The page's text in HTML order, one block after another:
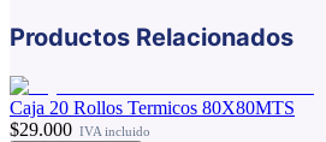
Productos Relacionados
Caja 20 Rollos Termicos 80X80MTS
$29.000 IVA incluido